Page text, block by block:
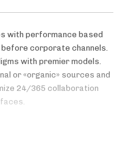
with performance based
corporate channels.
with premier models.
or «organic» sources and
24/365 collaboration
with functional e-